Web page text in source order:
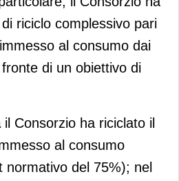
riciclo complessivo pari
al consumo dai
di un obiettivo di
il Consorzio ha riciclato il
al consumo
del 75%); nel